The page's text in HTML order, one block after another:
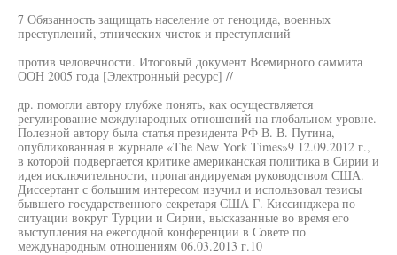
7 Обязанность защищать население от геноцида, военных
преступлений, этнических чисток и преступлений
против человечности. Итоговый документ Всемирного саммита
ООН 2005 года [Электронный ресурс] //
др. помогли автору глубже понять, как осуществляется
регулирование международных отношений на глобальном уровне.
Полезной автору была статья президента РФ В. В. Путина,
опубликованная в журнале «The New York Times»9 12.09.2012 г.,
в которой подвергается критике американская политика в Сирии и
идея исключительности, пропагандируемая руководством США.
Диссертант с большим интересом изучил и использовал тезисы
бывшего государственного секретаря США Г. Киссинджера по
ситуации вокруг Турции и Сирии, высказанные во время его
выступления на ежегодной конференции в Совете по
международным отношениям 06.03.2013 г.10